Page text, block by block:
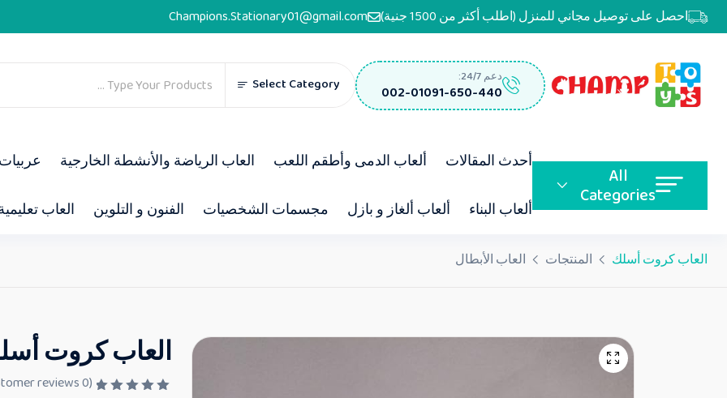
احصل على توصيل مجاني للمنزل (اطلب أكثر من 1500 جنية) Champions.Stationary01@gmail.com
دعم 24/7:
002-01091-650-440
Select Category
All
Categories
أحدث المقالات ألعاب الدمى وأطقم اللعب العاب الرياضة والأنشطة الخارجية
ألعاب البناء ألعاب ألغاز و بازل مجسمات الشخصيات الفنون و التلوين العاب
العاب كروت أسلك المنتجات العاب الأبطال
العاب كروت
(
0